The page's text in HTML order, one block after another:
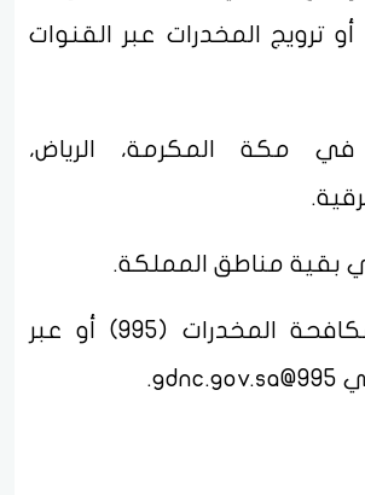
ترويج المخدرات عبر القنوات
(911) في مكة المكرمة، الرياض،
رقم بلاغات مكافحة المخدرات (995) أو عبر
995@gdnc.gov.sa
.